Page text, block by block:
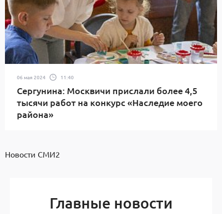
06 мая 2024 11:40
Сергунина: Москвичи прислали более 4,5
тысячи работ на конкурс «Наследие моего
района»
Новости СМИ2
Главные новости